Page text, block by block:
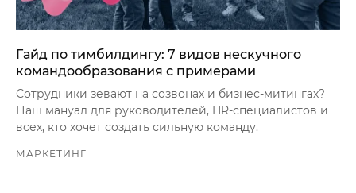
Гайд по тимбилдингу: 7 видов нескучного
командообразования с примерами
Сотрудники зевают на созвонах и бизнес-митингах?
Наш мануал для руководителей, HR-специалистов и
всех, кто хочет создать сильную команду.
МАРКЕТИНГ